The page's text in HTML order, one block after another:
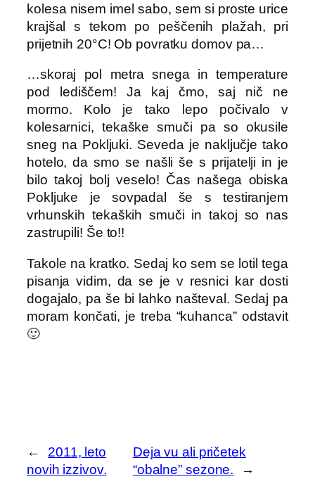
kolesa nisem imel sabo, sem si proste urice
krajšal s tekom po peščenih plažah, pri
prijetnih 20°C! Ob povratku domov pa…
…skoraj pol metra snega in temperature
pod lediščem! Ja kaj čmo, saj nič ne
mormo. Kolo je tako lepo počivalo v
kolesarnici, tekaške smuči pa so okusile
sneg na Pokljuki. Seveda je naključje tako
hotelo, da smo se našli še s prijatelji in je
bilo takoj bolj veselo! Čas našega obiska
Pokljuke je sovpadal še s testiranjem
vrhunskih tekaških smuči in takoj so nas
zastrupili! Še to!!
Takole na kratko. Sedaj ko sem se lotil tega
pisanja vidim, da se je v resnici kar dosti
dogajalo, pa še bi lahko našteval. Sedaj pa
moram končati, je treba “kuhanca” odstavit
🙂
←
2011, leto
novih izzivov.
Deja vu ali pričetek
“obalne” sezone.
→